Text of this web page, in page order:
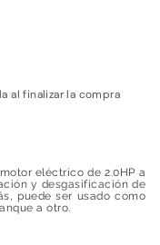
al finalizar la compra
eléctrico de 2.0HP a
y desgasificación de
puede ser usado como
a otro.